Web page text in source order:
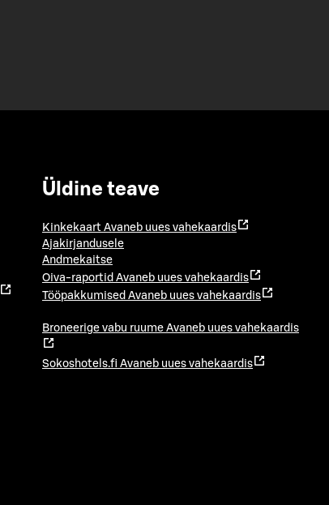
Üldine teave
Kinkekaart Avaneb uues vahekaardis
Ajakirjandusele
Andmekaitse
Oiva-raportid Avaneb uues vahekaardis
Tööpakkumised Avaneb uues vahekaardis
Broneerige vabu ruume Avaneb uues vahekaardis
Sokoshotels.fi Avaneb uues vahekaardis